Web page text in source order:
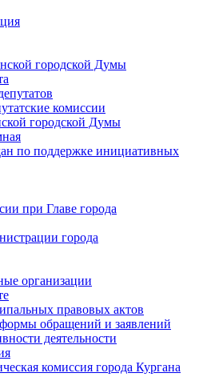
городской Думы
комиссии
городской Думы
по поддержке инициативных
при Главе города
города
организации
правовых актов
обращений и заявлений
деятельности
комиссия города Кургана